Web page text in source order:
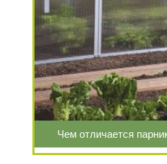
Чем отличается